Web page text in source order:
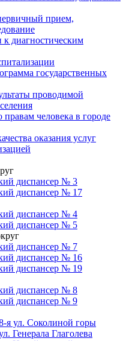
прием,
диагностическим
государственных
проводимой
человека в городе
оказания услуг
диспансер № 3
диспансер № 17
диспансер № 4
диспансер № 5
диспансер № 7
диспансер № 16
диспансер № 19
диспансер № 8
диспансер № 9
я ул. Соколиной горы
Генерала Глаголева